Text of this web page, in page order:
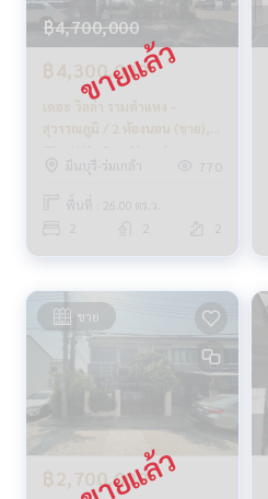
฿4,700,000
฿4,300,000
เดอะ วิลล่า รามคำแหง -
สุวรรณภูมิ / 2 ห้องนอน (ขาย),
The Villa Ramkhamhaeng -
Suvarnabhumi / 2 Bedrooms
(SALE) AA286
มีนบุรี-ร่มเกล้า 770
พื้นที่ : 26.00 ตร.ว.
ขาย
฿2,700,000